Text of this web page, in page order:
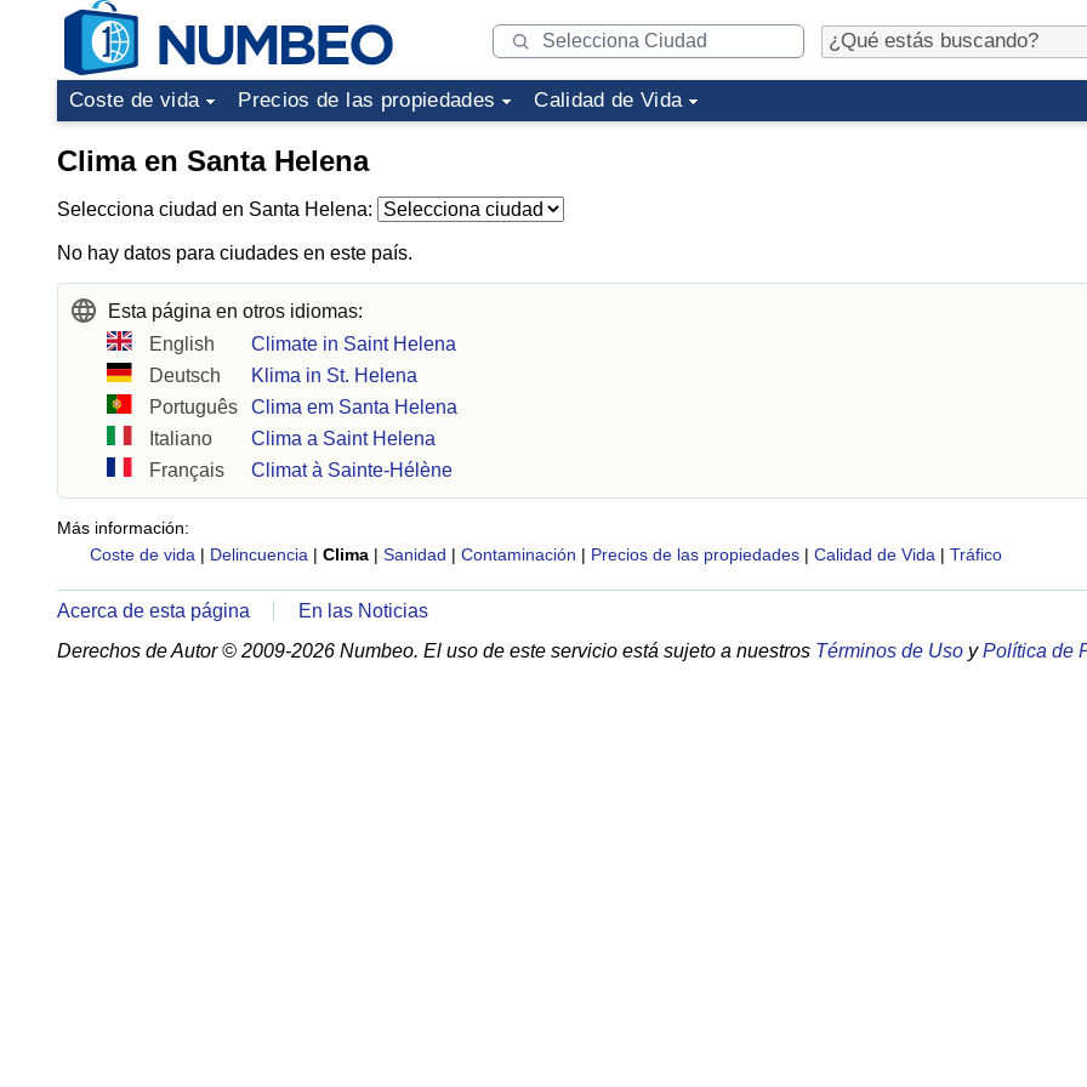
Coste de vida Precios de las propiedades Calidad de Vida
Clima en Santa Helena
Selecciona ciudad en Santa Helena:
No hay datos para ciudades en este país.
Esta página en otros idiomas:
English
Climate in Saint Helena
Deutsch
Klima in St. Helena
Português
Clima em Santa Helena
Italiano
Clima a Saint Helena
Français
Climat à Sainte-Hélène
Más información:
Coste de vida | Delincuencia | Clima | Sanidad | Contaminación | Precios de las propiedades | Calidad de Vida | Tráfico
Acerca de esta página
En las Noticias
Derechos de Autor © 2009-2026 Numbeo. El uso de este servicio está sujeto a nuestros Términos de Uso yPolítica de